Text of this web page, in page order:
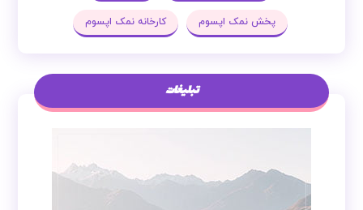
پخش نمک اپسوم کارخانه نمک اپسوم
تبلیغات